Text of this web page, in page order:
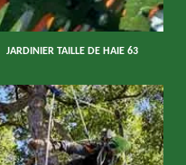
JARDINIER TAILLE DE HAIE 63